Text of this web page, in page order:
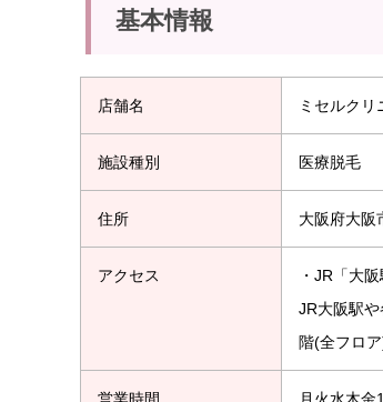
基本情報
店舗名 ミセルクリ
施設種別 医療脱毛
住所 大阪府大
アクセス
・JR「大
JR大阪駅
階(全フロア
営業時間 月火水木